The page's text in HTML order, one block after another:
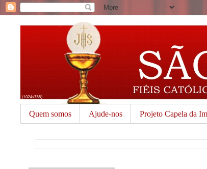
Quem somos Ajude-nos Projeto Capela da